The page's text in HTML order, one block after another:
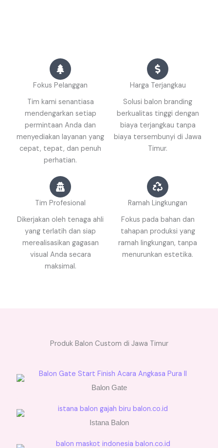
Fokus Pelanggan
Tim kami senantiasa
mendengarkan setiap
permintaan Anda dan
menyediakan layanan yang
cepat, tepat, dan penuh
perhatian.
Harga Terjangkau
Solusi balon branding
berkualitas tinggi dengan
biaya terjangkau tanpa
biaya tersembunyi di Jawa
Timur.
Tim Profesional
Dikerjakan oleh tenaga ahli
yang terlatih dan siap
merealisasikan gagasan
visual Anda secara
maksimal.
Ramah Lingkungan
Fokus pada bahan dan
tahapan produksi yang
ramah lingkungan, tanpa
menurunkan estetika.
Produk Balon Custom di Jawa Timur
Balon Gate
Istana Balon